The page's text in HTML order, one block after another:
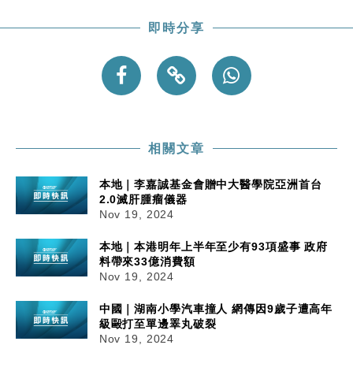
即時分享
相關文章
本地｜李嘉誠基金會贈中大醫學院亞洲首台
2.0滅肝腫瘤儀器
Nov 19, 2024
本地｜本港明年上半年至少有93項盛事 政府
料帶來33億消費額
Nov 19, 2024
中國｜湖南小學汽車撞人 網傳因9歲子遭高年
級毆打至單邊睪丸破裂
Nov 19, 2024